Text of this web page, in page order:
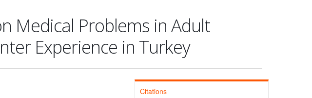
Medical Problems in Adult
Experience in Turkey
Citations